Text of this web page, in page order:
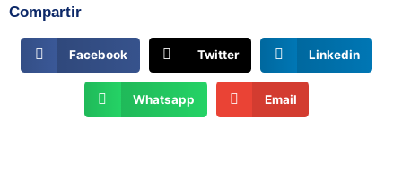
Compartir
Facebook Twitter Linkedin
Whatsapp Email